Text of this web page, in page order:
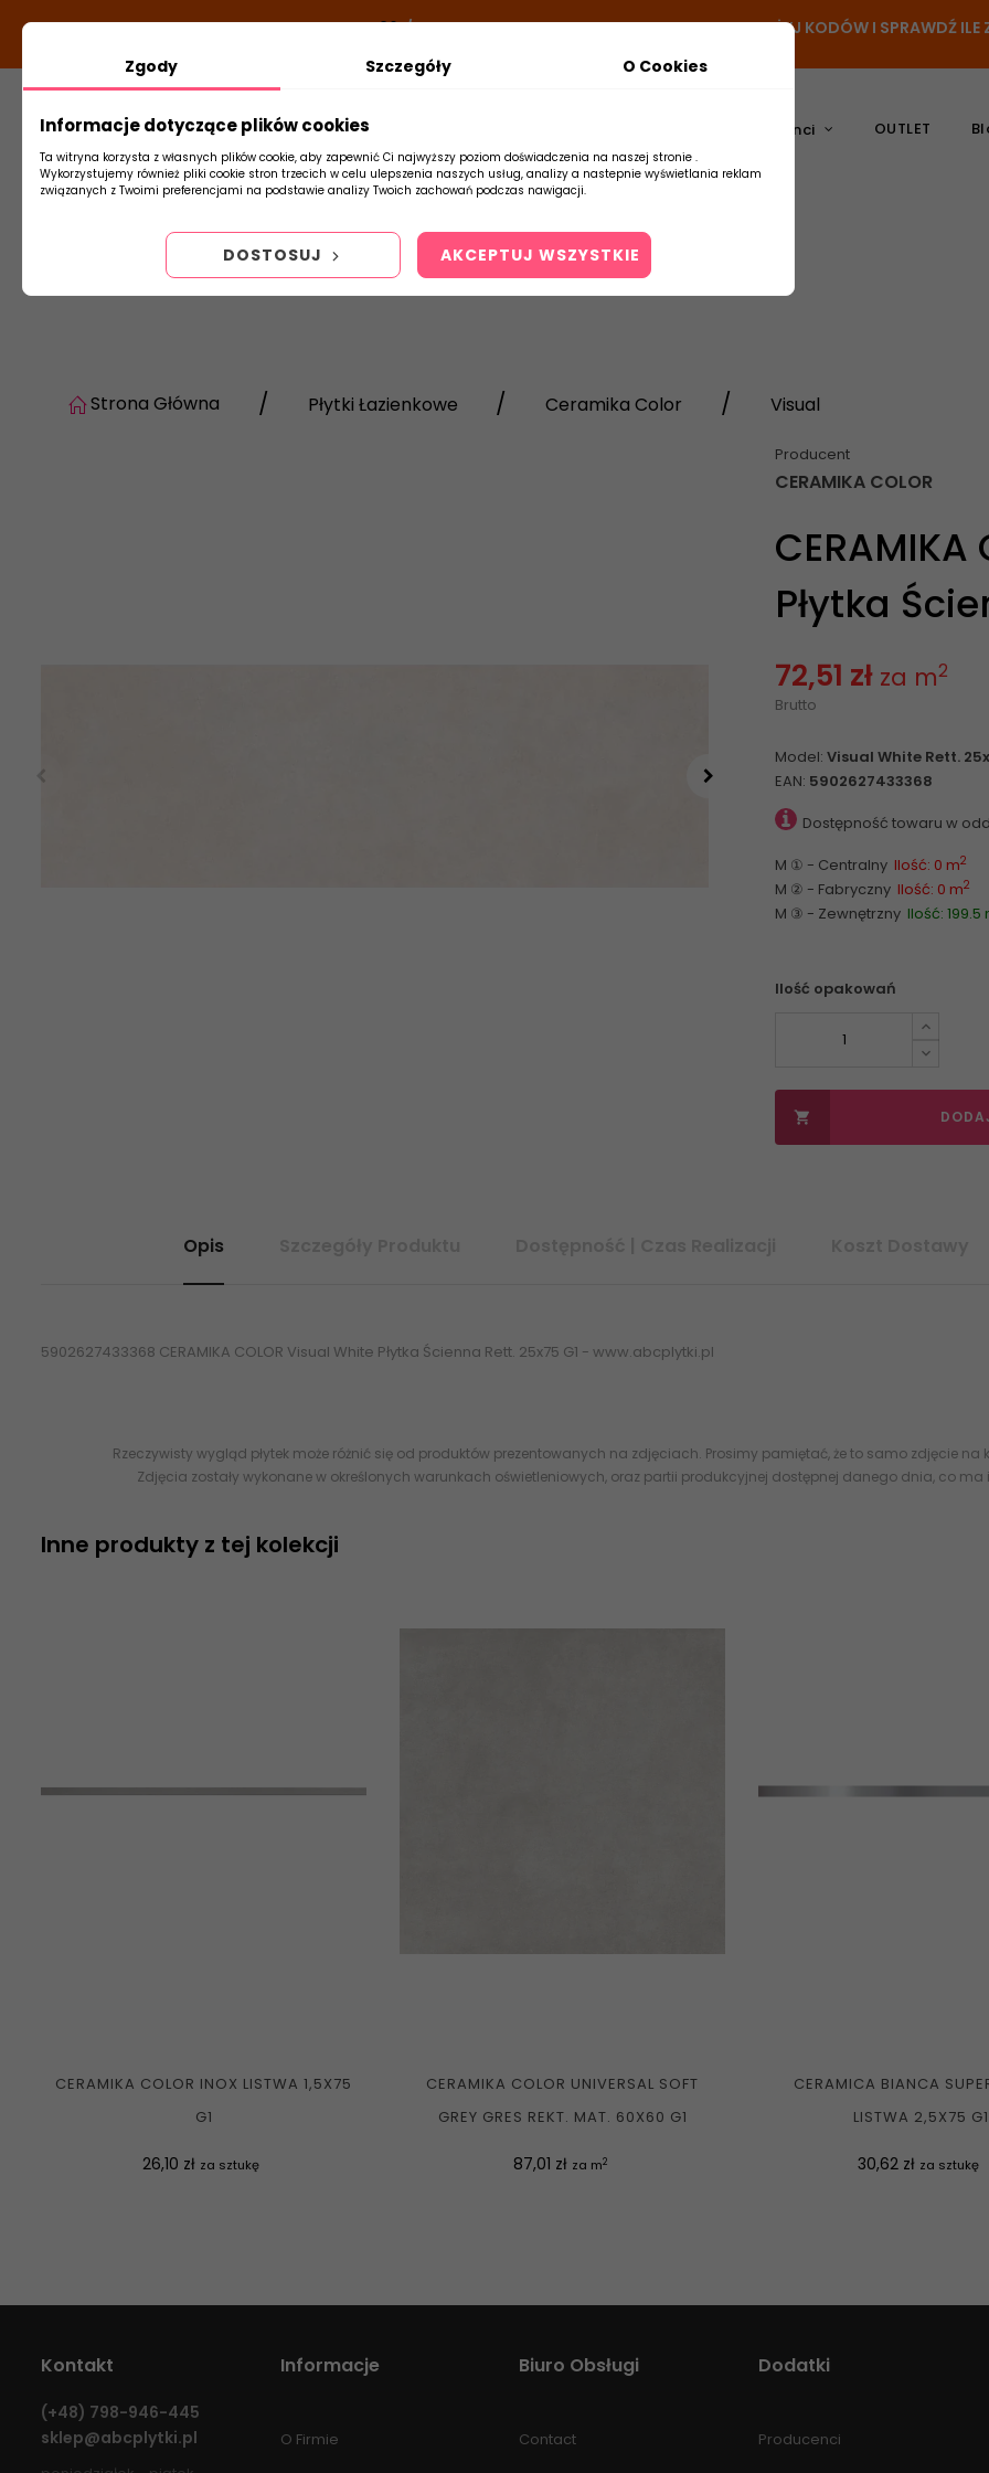
DODATKOWY RABAT Z KODEM:NEWLOOK26/TUBADZIN- DODAJ PRODUKT DO KOSZYKA, UŻYJ KODÓW I SPRAWDŹ
Płytki Producenci OUTLET
Strona Główna Płytki Łazienkowe Ceramika Color Visual
Producent
CERAMIKA COLOR
Płytka
72,51 zł za m2
Brutto
Model: Visual White Rett.
EAN: 5902627433368
Dostępność towaru w
M ① - Centralny Ilość: 0 m2
M ② - Fabryczny Ilość: 0 m2
M ③ - Zewnętrzny Ilość: 199.5
Ilość opakowań

Opis
5902627433368 CERAMIKA COLOR Visual White Płytka Ścienna Rett. 25x75 G1 - www.abcplytki.pl
Rzeczywisty wygląd płytek może różnić się od produktów prezentowanych na zdjęciach. Prosimy pamiętać, że to samo zdjęcie
Zdjęcia zostały wykonane w określonych warunkach oświetleniowych, oraz partii produkcyjnej dostępnej danego dnia, co
Inne produkty z tej kolekcji
CERAMIKA COLOR INOX LISTWA 1,5X75
G1
Cena
26,10 zł za sztukę
CERAMIKA COLOR UNIVERSAL SOFT
GREY GRES REKT. MAT. 60X60 G1
Cena
87,01 zł za m2
CERAMICA BIANCA
LISTWA 2,5X75 G1
Cena
30,62 zł za sztukę
Kontakt
(+48) 798-946-445
sklep@abcplytki.pl
Informacje
O Firmie
Biuro Obsługi
Contact
Dodatki
Producenci
Zgody Szczegóły O Cookies
Informacje dotyczące plików cookies
Ta witryna korzysta z własnych plików cookie, aby zapewnić Ci najwyższy poziom doświadczenia na naszej stronie .
Wykorzystujemy również pliki cookie stron trzecich w celu ulepszenia naszych usług, analizy a nastepnie wyświetlania reklam
związanych z Twoimi preferencjami na podstawie analizy Twoich zachowań podczas nawigacji.
DOSTOSUJ AKCEPTUJ WSZYSTKIE